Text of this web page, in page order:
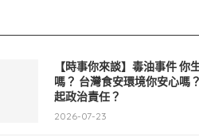
【時事你來談】毒油事件 你
嗎？ 台灣食安環境你安心嗎
起政治責任？
2026-07-23